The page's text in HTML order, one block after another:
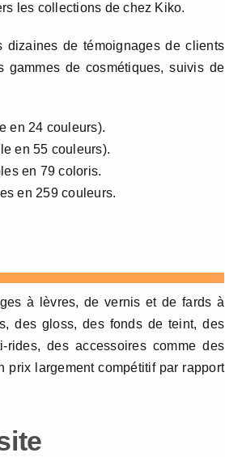
les collections de chez Kiko.
dizaines de témoignages de clients
gammes de cosmétiques, suivis de
en 24 couleurs).
en 55 couleurs).
en 79 coloris.
en 259 couleurs.
à lèvres, de vernis et de fards à
des gloss, des fonds de teint, des
des accessoires comme des
prix largement compétitif par rapport